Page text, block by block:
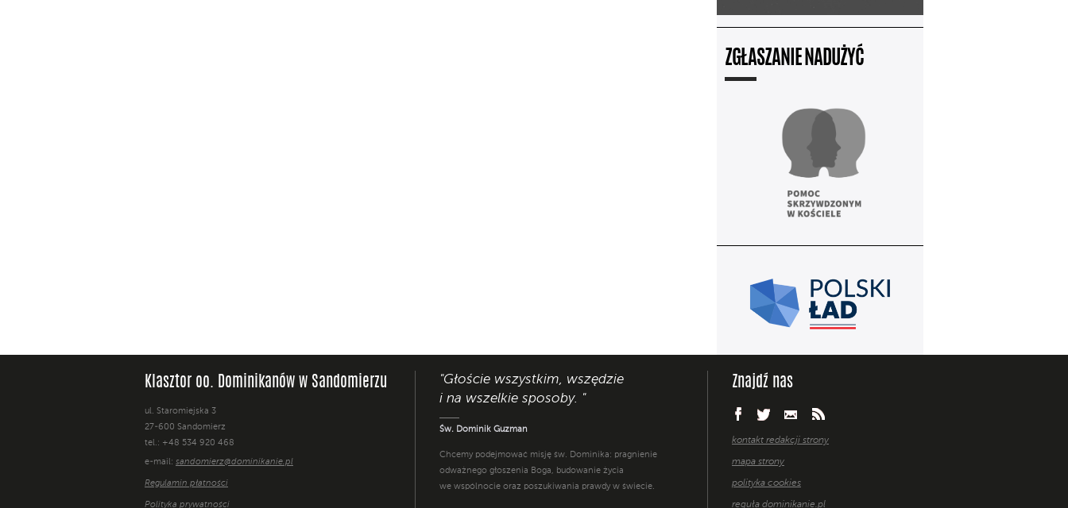
ZGŁASZANIE NADUŻYĆ
Klasztor oo. Dominikanów w Sandomierzu
ul. Staromiejska 3
27-600 Sandomierz
tel.: +48 534 920 468
e-mail: sandomierz@dominikanie.pl
Regulamin płatności
Polityka prywatności
"Głoście wszystkim, wszędzie
i na wszelkie sposoby. "
Św. Dominik Guzman
Chcemy podejmować misję św. Dominika: pragnienie
odważnego głoszenia Boga, budowanie życia
we wspólnocie oraz poszukiwania prawdy w świecie.
Znajdź nas
kontakt redakcji strony
mapa strony
polityka cookies
reguła dominikanie.pl